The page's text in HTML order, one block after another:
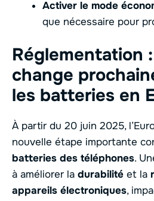
Activer le mode
que nécessaire pour
Réglementation
change
les batteries en
À partir du 20 juin 2025,
nouvelle étape importante
batteries des téléphones.
à améliorer la durabilité et la
appareils électroniques,